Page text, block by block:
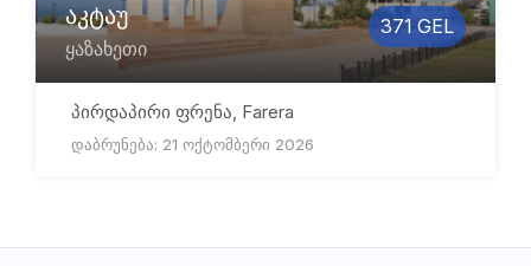
აკტაუ
ყაზახეთი
371 GEL
პირდაპირი ფრენა, Farera
დაბრუნება: 21 ოქტომბერი 2026